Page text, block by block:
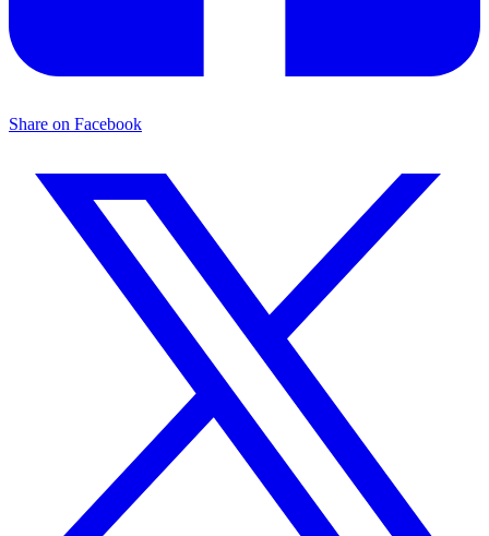
Share on Facebook